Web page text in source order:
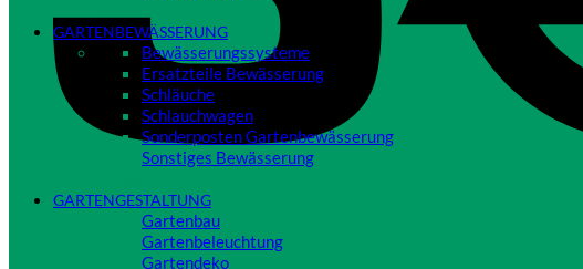
GARTENBEWÄSSERUNG
Bewässerungssysteme
Ersatzteile Bewässerung
Schläuche
Schlauchwagen
Sonderposten Gartenbewässerung
Sonstiges Bewässerung
GARTENGESTALTUNG
Gartenbau
Gartenbeleuchtung
Gartendeko